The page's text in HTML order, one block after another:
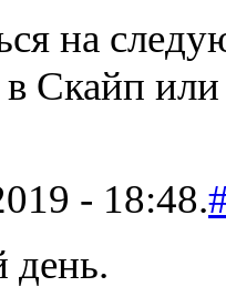
на
Скайп или
- 18:48.